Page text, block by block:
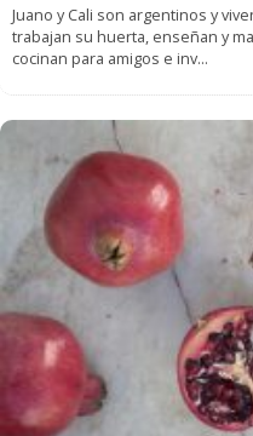
Juano y Cali son argentinos y
trabajan su huerta, enseñan y
cocinan para amigos e inv...